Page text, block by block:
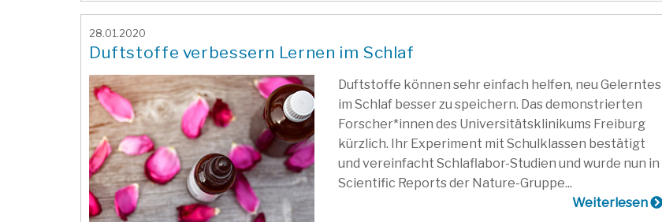
28.01.2020
Duftstoffe verbessern Lernen im Schlaf
Duftstoffe können sehr einfach helfen, neu Gelerntes
im Schlaf besser zu speichern. Das demonstrierten
Forscher*innen des Universitätsklinikums Freiburg
kürzlich. Ihr Experiment mit Schulklassen bestätigt
und vereinfacht Schlaflabor-Studien und wurde nun in
Scientific Reports der Nature-Gruppe...
Weiterlesen